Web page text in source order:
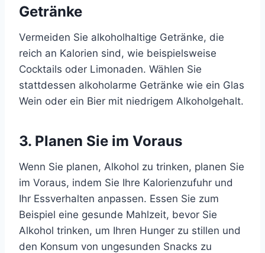
Getränke
Vermeiden Sie alkoholhaltige Getränke, die
reich an Kalorien sind, wie beispielsweise
Cocktails oder Limonaden. Wählen Sie
stattdessen alkoholarme Getränke wie ein Glas
Wein oder ein Bier mit niedrigem Alkoholgehalt.
3. Planen Sie im Voraus
Wenn Sie planen, Alkohol zu trinken, planen Sie
im Voraus, indem Sie Ihre Kalorienzufuhr und
Ihr Essverhalten anpassen. Essen Sie zum
Beispiel eine gesunde Mahlzeit, bevor Sie
Alkohol trinken, um Ihren Hunger zu stillen und
den Konsum von ungesunden Snacks zu